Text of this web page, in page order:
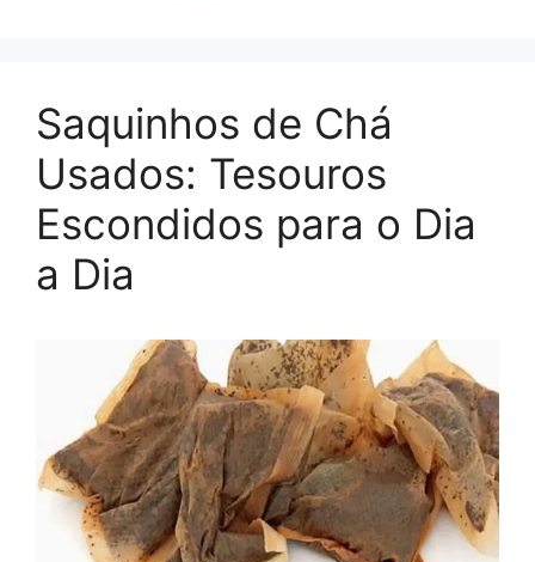
Saquinhos de Chá
Usados: Tesouros
Escondidos para o Dia
a Dia